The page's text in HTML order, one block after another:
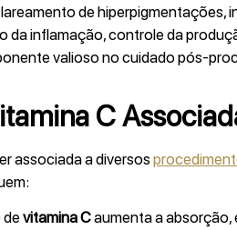
de hiperpigmentações,
da inflamação, controle da
valioso no cuidado pós-
C
associada a diversos
devitamina Caumenta a absorção,